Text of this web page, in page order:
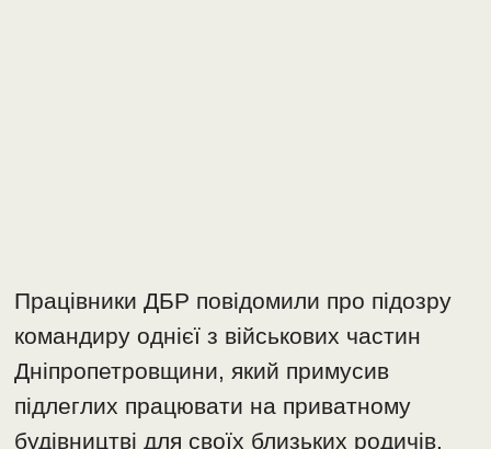
Працівники ДБР повідомили про підозру
командиру однієї з військових частин
Дніпропетровщини, який примусив
підлеглих працювати на приватному
будівництві для своїх близьких родичів.